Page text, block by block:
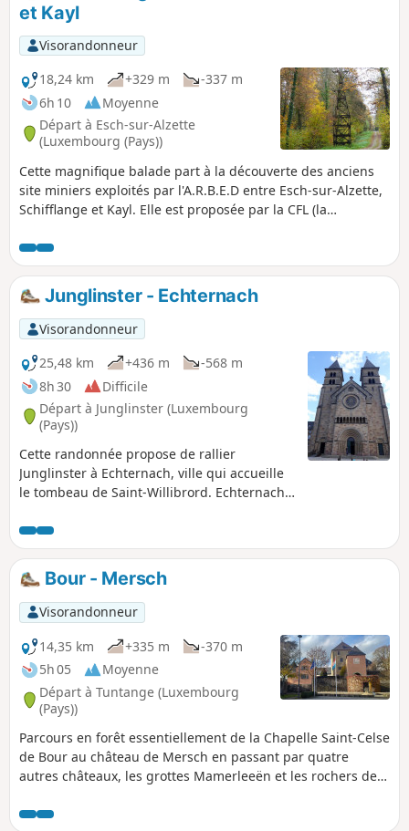
Nittel.
et Kayl
Visorandonneur
18,24 km
+329 m
-337 m
6h 10
Moyenne
Départ à Esch-sur-Alzette
(Luxembourg (Pays))
Cette magnifique balade part à la découverte des anciens
site miniers exploités par l'A.R.B.E.D entre Esch-sur-Alzette,
Schifflange et Kayl. Elle est proposée par la CFL (la
offre Hike & Rail des sentiers de randonnée de gare en gare
et a été très légèrement modifiée par nos soins au départ et
à l'arrivée.
Junglinster - Echternach
Visorandonneur
25,48 km
+436 m
-568 m
8h 30
Difficile
Départ à Junglinster (Luxembourg
(Pays))
Cette randonnée propose de rallier
Junglinster à Echternach, ville qui accueille
le tombeau de Saint-Willibrord. Echternach
dansante inscrite au patrimoine culturel
immatériel par l'Unesco en 2010 et qui a lieu
le mardi de Pentecôte. La marche à travers
bois fait découvrir les impressionnants grès
du Luxembourg aux alentours de Consdorf,
lieux envoûtants et mystérieux. On peut
imaginer que Willibrord a emprunté cette
voie en son temps.
Bour - Mersch
Visorandonneur
14,35 km
+335 m
-370 m
5h 05
Moyenne
Départ à Tuntange (Luxembourg
(Pays))
Parcours en forêt essentiellement de la Chapelle Saint-Celse
de Bour au château de Mersch en passant par quatre
autres châteaux, les grottes Mamerleeën et les rochers de